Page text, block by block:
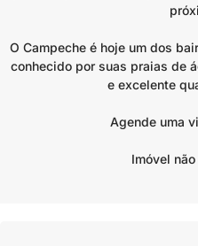
O Campeche é hoje um dos
conhecido por suas praias de
e excelente
Agende uma
Imóvel